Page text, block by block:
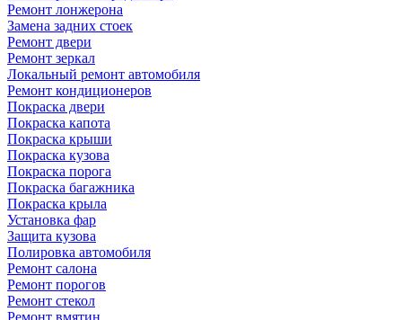
Ремонт лонжерона
Замена задних стоек
Ремонт двери
Ремонт зеркал
Локальный ремонт автомобиля
Ремонт кондиционеров
Покраска двери
Покраска капота
Покраска крыши
Покраска кузова
Покраска порога
Покраска багажника
Покраска крыла
Установка фар
Защита кузова
Полировка автомобиля
Ремонт салона
Ремонт порогов
Ремонт стекол
Ремонт вмятин